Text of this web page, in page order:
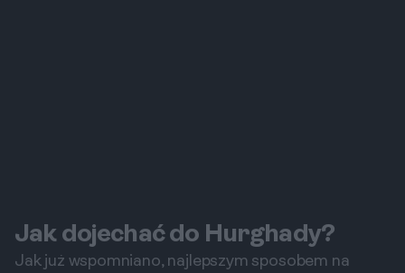
Jak dojechać do Hurghady?
Jak już wspomniano, najlepszym sposobem na